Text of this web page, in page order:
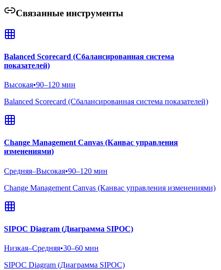
Связанные инструменты
Balanced Scorecard (Сбалансированная система
показателей)
Высокая•90–120 мин
Balanced Scorecard (Сбалансированная система показателей)
Change Management Canvas (Канвас управления
изменениями)
Средняя–Высокая•90–120 мин
Change Management Canvas (Канвас управления изменениями)
SIPOC Diagram (Диаграмма SIPOC)
Низкая–Средняя•30–60 мин
SIPOC Diagram (Диаграмма SIPOC)